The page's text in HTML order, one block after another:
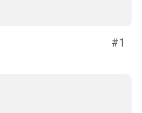
#1